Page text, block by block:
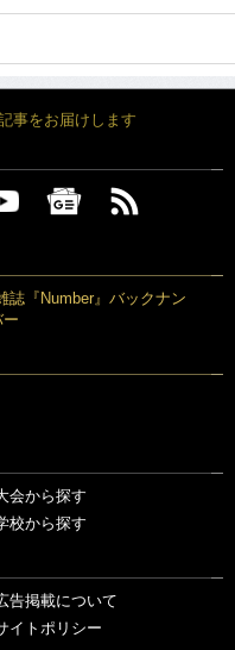
事をお届けします
誌『Number』バックナン
ー
会から探す
校から探す
告掲載について
イトポリシー